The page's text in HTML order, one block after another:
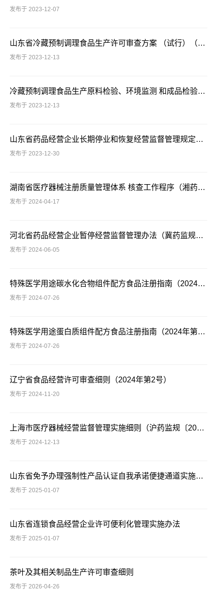
发布于 2023-12-07
山东省冷藏预制调理食品生产许可审查方案 （试行）（鲁市监食生规字〔2023〕15 号）
发布于 2023-12-13
冷藏预制调理食品生产原料检验、环境监测 和成品检验监控指南
发布于 2023-12-13
山东省药品经营企业长期停业和恢复经营监督管理规定（鲁药监规〔2023〕8号）
发布于 2023-12-30
湖南省医疗器械注册质量管理体系 核查工作程序（湘药监发〔2024〕6号）
发布于 2024-04-17
河北省药品经营企业暂停经营监督管理办法（冀药监规〔2024〕1号）
发布于 2024-06-05
特殊医学用途碳水化合物组件配方食品注册指南（2024年第29号）
发布于 2024-07-26
特殊医学用途蛋白质组件配方食品注册指南（2024年第29号）
发布于 2024-07-26
辽宁省食品经营许可审查细则（2024年第2号）
发布于 2024-11-20
上海市医疗器械经营监督管理实施细则（沪药监规〔2024〕8号）
发布于 2024-12-13
山东省免予办理强制性产品认证自我承诺便捷通道实施办法
发布于 2025-01-07
山东省连锁食品经营企业许可便利化管理实施办法
发布于 2025-01-07
茶叶及其相关制品生产许可审查细则
发布于 2026-04-26